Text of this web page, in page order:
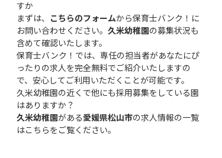
すか
まずは、
こちらのフォームから保育士バンク！に
お問い合わせください。 久米幼稚園の募集状況も
含めて確認いたします。
保育士バンク！では、専任の担当者があなたにぴ
ったりの求人を完全無料でご紹介いたしますの
で、安心してご利用いただくことが可能です。
久米幼稚園の近くで他にも採用募集をしている園
はありますか？
久米幼稚園がある愛媛県松山市の求人情報の一覧
はこちらをご覧ください。